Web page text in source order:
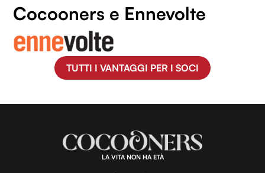
Cocooners e Ennevolte
TUTTI I VANTAGGI PER I SOCI
LA VITA NON HA ETÀ